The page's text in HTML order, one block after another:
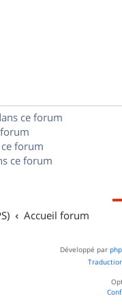
ce forum
forum
ce forum
Accueil forum
Développé par